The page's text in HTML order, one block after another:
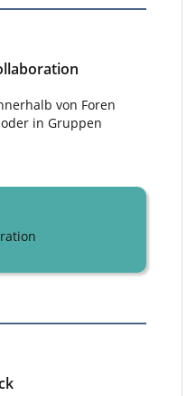
von Foren
in Gruppen